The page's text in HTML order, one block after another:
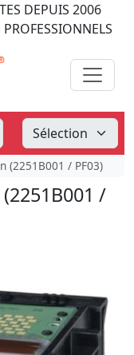
DEPUIS 2006
(2251B001 / PF03)
/